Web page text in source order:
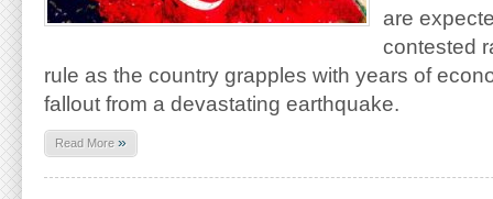
are
contested
rule as the country grapples with years of
fallout from a devastating earthquake.
Read More »